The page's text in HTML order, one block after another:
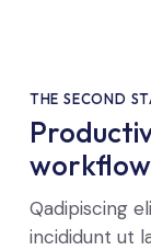
THE SECOND
workflow
Qadipiscing
incididunt ut